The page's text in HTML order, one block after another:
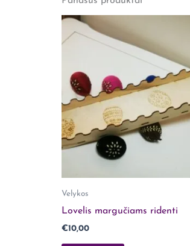
Rašyti atsiliepimą gali tik
Velykos
Lovelis margučiams ridenti
€10,00